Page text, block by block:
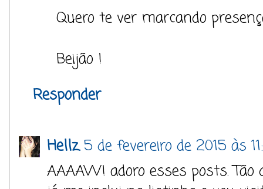
Quero te ver marcando
Beijão !
Responder
Hellz.5 de fevereiro de 2015 às
AAAAW! adoro esses posts. Tão